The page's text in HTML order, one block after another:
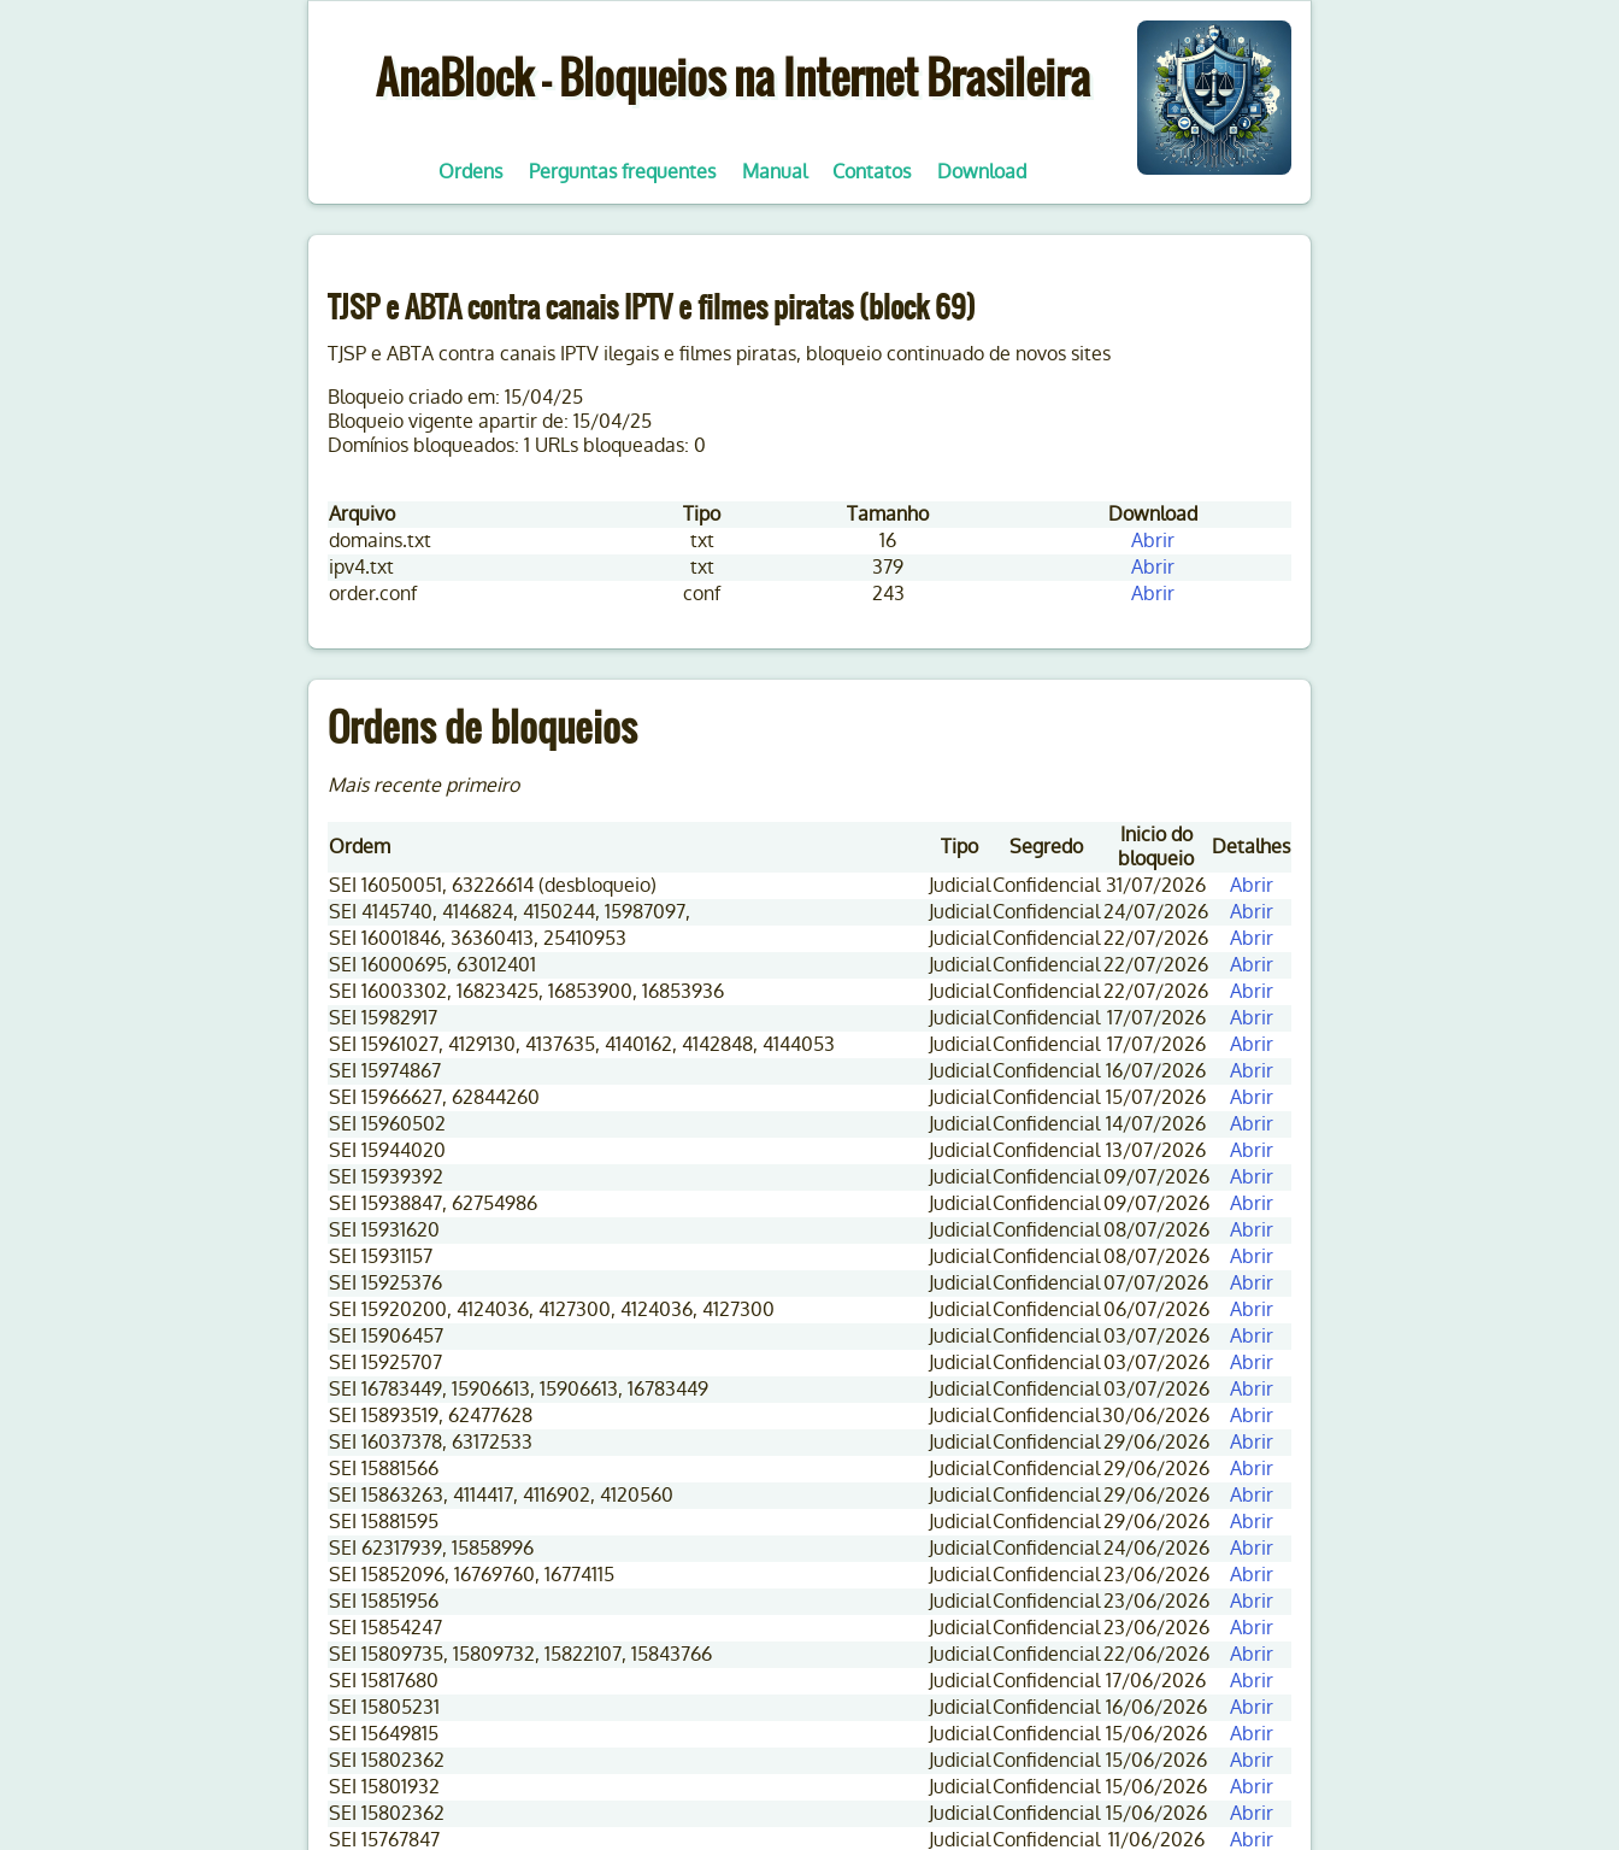
AnaBlock - Bloqueios na Internet Brasileira
Ordens Perguntas frequentes Manual Contatos Download
TJSP e ABTA contra canais IPTV e filmes piratas (block 69)
TJSP e ABTA contra canais IPTV ilegais e filmes piratas, bloqueio continuado de novos sites
Bloqueio criado em: 15/04/25
Bloqueio vigente apartir de: 15/04/25
Domínios bloqueados: 1 URLs bloqueadas: 0
Arquivo Tipo Tamanho
Download
domains.txt
txt 16
Abrir
ipv4.txt
txt 379
Abrir
order.conf
conf 243 Abrir
Ordens de bloqueios
Mais recente primeiro
Ordem Tipo Segredo
Inicio do
bloqueio
Detalhes
SEI 16050051, 63226614 (desbloqueio)
JudicialConfidencial 31/07/2026
Abrir
SEI 4145740, 4146824, 4150244, 15987097,
JudicialConfidencial24/07/2026
Abrir
SEI 16001846, 36360413, 25410953
JudicialConfidencial22/07/2026
Abrir
SEI 16000695, 63012401
JudicialConfidencial22/07/2026
Abrir
SEI 16003302, 16823425, 16853900, 16853936
JudicialConfidencial22/07/2026
Abrir
SEI 15982917
JudicialConfidencial 17/07/2026
Abrir
SEI 15961027, 4129130, 4137635, 4140162, 4142848, 4144053
JudicialConfidencial 17/07/2026
Abrir
SEI 15974867
JudicialConfidencial 16/07/2026
Abrir
SEI 15966627, 62844260
JudicialConfidencial 15/07/2026
Abrir
SEI 15960502
JudicialConfidencial 14/07/2026
Abrir
SEI 15944020
JudicialConfidencial 13/07/2026
Abrir
SEI 15939392
JudicialConfidencial09/07/2026
Abrir
SEI 15938847, 62754986
JudicialConfidencial09/07/2026
Abrir
SEI 15931620
JudicialConfidencial08/07/2026
Abrir
SEI 15931157
JudicialConfidencial08/07/2026
Abrir
SEI 15925376
JudicialConfidencial07/07/2026
Abrir
SEI 15920200, 4124036, 4127300, 4124036, 4127300
JudicialConfidencial06/07/2026
Abrir
SEI 15906457
JudicialConfidencial03/07/2026
Abrir
SEI 15925707
JudicialConfidencial03/07/2026
Abrir
SEI 16783449, 15906613, 15906613, 16783449
JudicialConfidencial03/07/2026
Abrir
SEI 15893519, 62477628
JudicialConfidencial30/06/2026
Abrir
SEI 16037378, 63172533
JudicialConfidencial29/06/2026
Abrir
SEI 15881566
JudicialConfidencial29/06/2026
Abrir
SEI 15863263, 4114417, 4116902, 4120560
JudicialConfidencial29/06/2026
Abrir
SEI 15881595
JudicialConfidencial29/06/2026
Abrir
SEI 62317939, 15858996
JudicialConfidencial24/06/2026
Abrir
SEI 15852096, 16769760, 16774115
JudicialConfidencial23/06/2026
Abrir
SEI 15851956
JudicialConfidencial23/06/2026
Abrir
SEI 15854247
JudicialConfidencial23/06/2026
Abrir
SEI 15809735, 15809732, 15822107, 15843766
JudicialConfidencial22/06/2026
Abrir
SEI 15817680
JudicialConfidencial 17/06/2026
Abrir
SEI 15805231
JudicialConfidencial 16/06/2026
Abrir
SEI 15649815
JudicialConfidencial 15/06/2026
Abrir
SEI 15802362
JudicialConfidencial 15/06/2026
Abrir
SEI 15801932
JudicialConfidencial 15/06/2026
Abrir
SEI 15802362
JudicialConfidencial 15/06/2026
Abrir
SEI 15767847
JudicialConfidencial 11/06/2026
Abrir